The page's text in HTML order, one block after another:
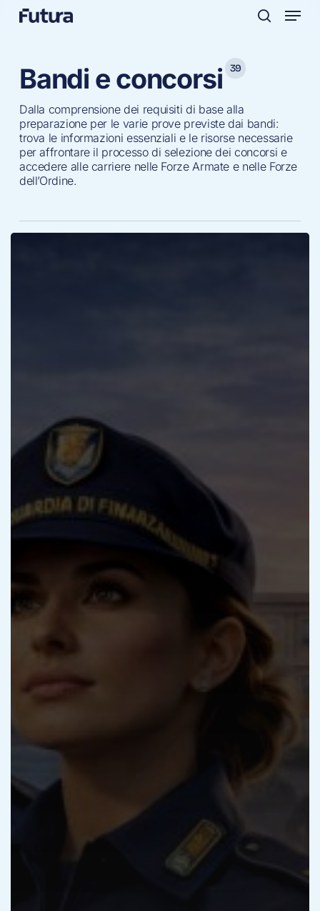
Skip
Menu
Bandi e concorsi 39
Dalla comprensione dei requisiti di base alla
preparazione per le varie prove previste dai bandi:
trova le informazioni essenziali e le risorse necessarie
per affrontare il processo di selezione dei concorsi e
accedere alle carriere nelle Forze Armate e nelle Forze
dell’Ordine.